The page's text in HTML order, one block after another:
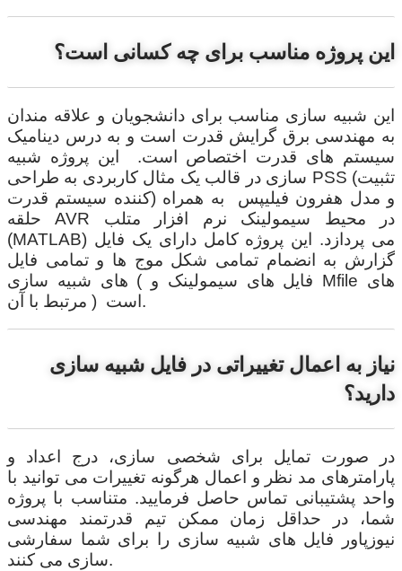
این پروژه مناسب برای چه کسانی است؟
این شبیه سازی مناسب برای دانشجویان و علاقه مندان
به مهندسی برق گرایش قدرت است و به درس دینامیک
سیستم های قدرت اختصاص است. این پروژه شبیه
سازی در قالب یک مثال کاربردی به طراحی PSS (تثبیت
کننده سیستم قدرت) و مدل هفرون فیلیپس به همراه
حلقه AVR در محیط سیمولینک نرم افزار متلب
(MATLAB) می پردازد. این پروژه کامل دارای یک فایل
گزارش به انضمام تمامی شکل موج ها و تمامی فایل
های شبیه سازی ( فایل های سیمولینک و Mfile های
مرتبط با آن ) است.
نیاز به اعمال تغییراتی در فایل شبیه سازی
دارید؟
در صورت تمایل برای شخصی سازی، درج اعداد و
پارامترهای مد نظر و اعمال هرگونه تغییرات می توانید با
واحد پشتیبانی تماس حاصل فرمایید. متناسب با پروژه
شما، در حداقل زمان ممکن تیم قدرتمند مهندسی
نیوزپاور فایل های شبیه سازی را برای شما سفارشی
سازی می کنند.